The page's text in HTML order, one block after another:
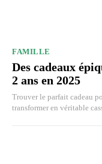
FAMILLE
Des cadeaux
2 ans en 2025
Trouver le parfait cadeau
transformer en véritable